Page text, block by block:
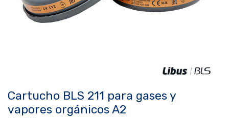
Cartucho BLS 211 para gases y
vapores orgánicos A2